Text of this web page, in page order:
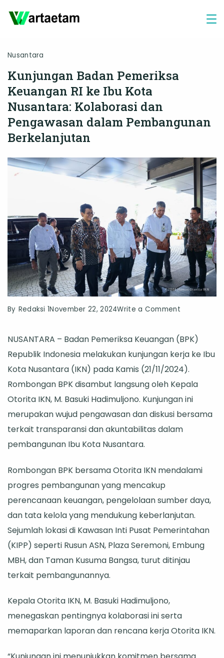
Nusantara
Kunjungan Badan Pemeriksa
Keuangan RI ke Ibu Kota
Nusantara: Kolaborasi dan
Pengawasan dalam Pembangunan
Berkelanjutan
By Redaksi 1November 22, 2024Write a Commenton
Badan
Pemeriksa
Keuangan
RI
ke
Ibu
Kota
dan
dalam
NUSANTARA – Badan Pemeriksa Keuangan (BPK)
Republik Indonesia melakukan kunjungan kerja ke Ibu
Kota Nusantara (IKN) pada Kamis (21/11/2024).
Rombongan BPK disambut langsung oleh Kepala
Otorita IKN, M. Basuki Hadimuljono. Kunjungan ini
merupakan wujud pengawasan dan diskusi bersama
terkait transparansi dan akuntabilitas dalam
pembangunan Ibu Kota Nusantara.
Rombongan BPK bersama Otorita IKN mendalami
progres pembangunan yang mencakup
perencanaan keuangan, pengelolaan sumber daya,
dan tata kelola yang mendukung keberlanjutan.
Sejumlah lokasi di Kawasan Inti Pusat Pemerintahan
(KIPP) seperti Rusun ASN, Plaza Seremoni, Embung
MBH, dan Taman Kusuma Bangsa, turut ditinjau
terkait pembangunannya.
Kepala Otorita IKN, M. Basuki Hadimuljono,
menegaskan pentingnya kolaborasi ini serta
memaparkan laporan dan rencana kerja Otorita IKN.